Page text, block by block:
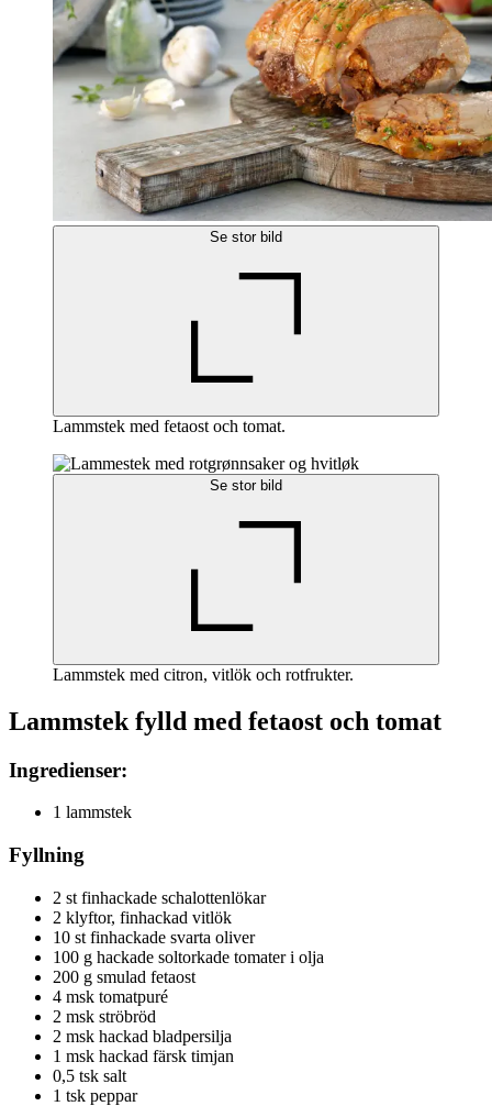
Se stor bild
Lammstek med fetaost och tomat.
Se stor bild
Lammstek med citron, vitlök och rotfrukter.
Lammstek fylld med fetaost och tomat
Ingredienser:
1 lammstek
Fyllning
2 st finhackade schalottenlökar
2 klyftor, finhackad vitlök
10 st finhackade svarta oliver
100 g hackade soltorkade tomater i olja
200 g smulad fetaost
4 msk tomatpuré
2 msk ströbröd
2 msk hackad bladpersilja
1 msk hackad färsk timjan
0,5 tsk salt
1 tsk peppar